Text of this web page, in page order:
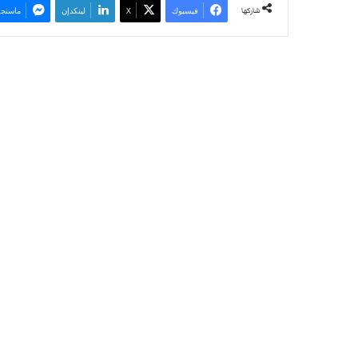
شاركها فيسبوك ‫X لينكدإن